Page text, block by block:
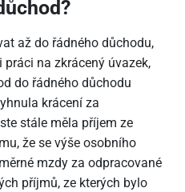
až do řádného důchodu,
na zkrácený úvazek,
do řádného důchodu
krácení za
stále měla příjem ze
že se výše osobního
mzdy za odpracované
příjmů, ze kterých bylo